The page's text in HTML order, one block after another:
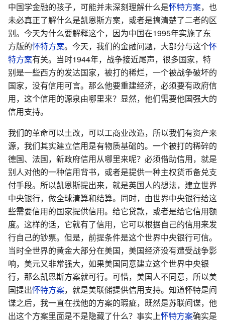
中国学金融的孩子，可能并未深刻理解什么是怀特方案，也
未必真正了解什么是凯恩斯方案，或者是搞清楚了二者的区
别。今天为什么要解释这个，因为中国在1995年实施了东
方版的怀特方案。今天，我们的金融问题，大部分与这个怀
特方案有关。当时1944年，战争接近尾声，很多国家，特
别是一些西方的发达国家，被打的稀烂，一个被战争破坏的
国家，没有信用可言。那么他要重建经济，必须要有政府信
用，这个信用的源泉由哪里来？显然，他们需要他国强大的
信用支持。
我们的革命可以土改，可以工商业改造，所以我们有资产来
源，我们其实建立信用是有物质基础的。一个被打的稀碎的
德国、法国，新政府信用从哪里来呢？必须借助信用，就是
别人对他的一种信用背书，或者是提供一种主权货币备兑支
付手段。所以凯恩斯提出来，就是英国人的想法，建立世界
中央银行，做全球清算和结算。同时，由世界中央银行给这
些需要信用的国家提供信用。给它贷款，或者是给它信用额
度。这样的话，它就有了信用，它可以根据自己的信用来发
行自己的钞票。但是，前提条件是这个世界中央银行可信。
当时全世界的黄金大部分在美国，美国经济没有遭受战争影
响，美元又非常强大，如果美国同意建立这个世界中央银
行，那么凯恩斯方案就可行。可惜，美国人不同意，所以美
国提出怀特方案，就是美联储提供信用支持。知道怀特是间
谍之后，我一直在找他的方案的瑕疵，既然是苏联间谍，他
出这个方案里面是不是隐藏了什么？事实上怀特方案确实是